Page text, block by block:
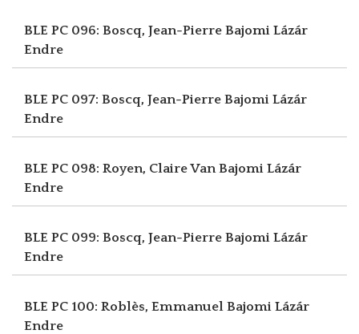
BLE PC 096: Boscq, Jean-Pierre Bajomi Lázár
Endre
BLE PC 097: Boscq, Jean-Pierre Bajomi Lázár
Endre
BLE PC 098: Royen, Claire VanBajomi Lázár
Endre
BLE PC 099: Boscq, Jean-Pierre Bajomi Lázár
Endre
BLE PC 100: Roblès, Emmanuel Bajomi Lázár
Endre